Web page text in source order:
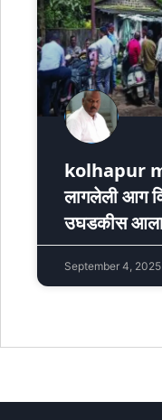
kolhapur
लागलेली आग
उघडकीस आला
September 4, 2025